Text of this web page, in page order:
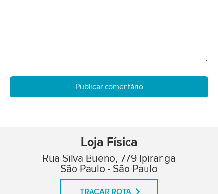
Loja Física
Rua Silva Bueno, 779 Ipiranga
São Paulo - São Paulo
TRAÇAR ROTA